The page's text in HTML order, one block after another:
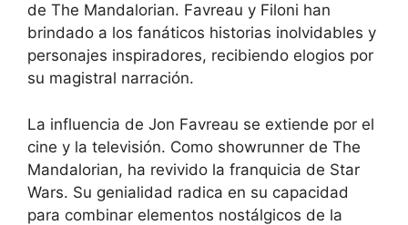
de The Mandalorian. Favreau y Filoni han
brindado a los fanáticos historias inolvidables y
personajes inspiradores, recibiendo elogios por
su magistral narración.
La influencia de Jon Favreau se extiende por el
cine y la televisión. Como showrunner de The
Mandalorian, ha revivido la franquicia de Star
Wars. Su genialidad radica en su capacidad
para combinar elementos nostálgicos de la